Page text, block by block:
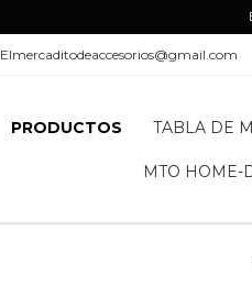
Elmercaditodeaccesorios@gmail.com
PRODUCTOS TABLA DE
MTO HOME-